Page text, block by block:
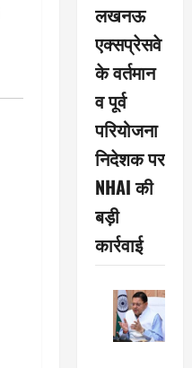
लखनऊ
एक्सप्रेसवे
के वर्तमान
व पूर्व
परियोजना
निदेशक पर
NHAI की
बड़ी
कार्रवाई